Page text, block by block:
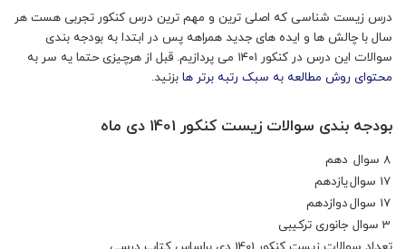
درس زیست شناسی که اصلی ترین و مهم ترین درس کنکور تجربی هست هر
سال با چالش ها و ایده های جدید همراهه پس در ابتدا به بودجه بندی
سوالات این درس در کنکور ۱۴۰۱ می پردازیم. قبل از هرچیزی حتما یه سر به
محتوای روش مطالعه به سبک رتبه برتر ها بزنید.
بودجه بندی سوالات زیست کنکور 1401 دی ماه
8 سوال
دهم
17 سوال
یازدهم
17 سوال
دوازدهم
3 سوال
جانوری ترکیبی